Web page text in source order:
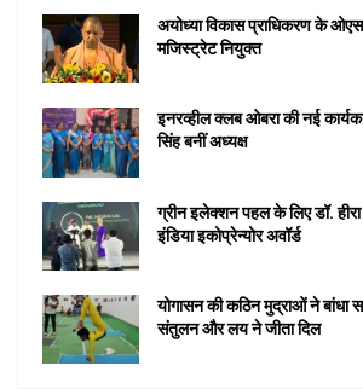
अयोध्या विकास प्राधिकरण के
मजिस्ट्रेट नियुक्त
इनरव्हील क्लब ओबरा की नई
सिंह बनीं अध्यक्ष
ग्रीन इलेक्शन पहल के लिए डॉ.
इंडिया इकोप्रेन्योर अवॉर्ड
योगासन की कठिन मुद्राओं ने बांधा
संतुलन और लय ने जीता दिल